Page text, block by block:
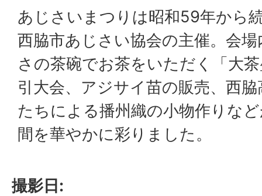
あじさいまつりは昭和59年から
西脇市あじさい協会の主催。会
さの茶碗でお茶をいただく「大
引大会、アジサイ苗の販売、西
たちによる播州織の小物作りな
間を華やかに彩りました。
撮影日: